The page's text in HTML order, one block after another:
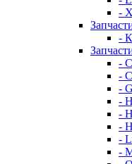
-
-
-
-
-
-
-
-
-
-